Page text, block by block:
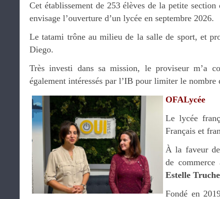
Cet établissement de 253 élèves de la petite
envisage l’ouverture d’un lycée en septembre 2026.
Le tatami trône au milieu de la salle de sport, et
Diego.
Très investi dans sa mission, le proviseur m’a
également intéressés par l’IB pour limiter le nombre
OFALycée
Le lycée
Français et
À la faveur
de
Estelle Truche
Fondé en